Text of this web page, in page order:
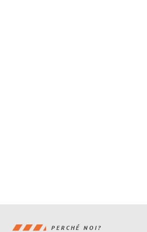
PERCHÉ NOI?